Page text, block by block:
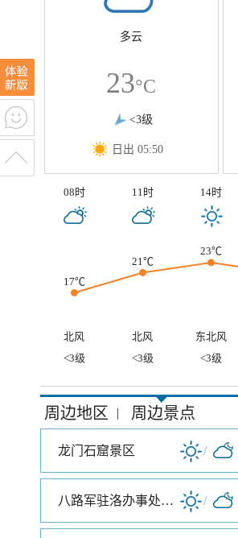
多云
23°C
<3级
日出 05:50
08时 11时 14时
17℃
21℃
23℃
北风 北风 东北风
<3级
<3级 <3级
周边地区 | 周边景点
龙门石窟景区 /
八路军驻洛办事处纪念馆 /